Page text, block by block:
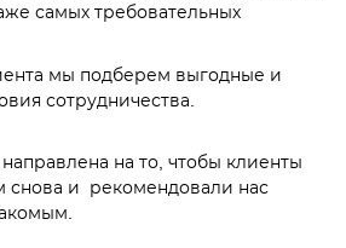
самых требовательных
мы подберем выгодные и
сотрудничества.
на то, чтобы клиенты
снова и рекомендовали нас